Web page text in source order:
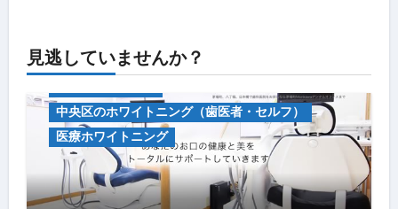
見逃していませんか？
中央区のホワイトニング（歯医者・セルフ）
医療ホワイトニング